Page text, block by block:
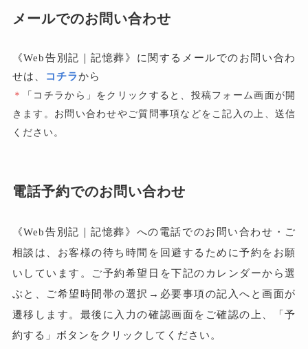
メールでのお問い合わせ
《Web告別記｜記憶葬》に関するメールでのお問い合わ
せは、
コチラから
＊
「コチラから」をクリックすると、投稿フォーム画面が開
きます。お問い合わせやご質問事項などをこ記入の上、送信
ください。
電話予約でのお問い合わせ
《Web告別記｜記憶葬》への電話でのお問い合わせ・ご
相談は、お客様の待ち時間を回避するために予約をお願
いしています。ご予約希望日を下記のカレンダーから選
ぶと、ご希望時間帯の選択→必要事項の記入へと画面が
遷移します。最後に入力の確認画面をご確認の上、「予
約する」ボタンをクリックしてください。